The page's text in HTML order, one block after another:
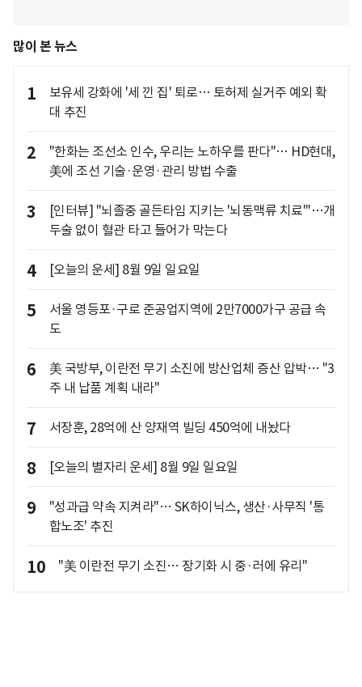
많이 본 뉴스
1
보유세 강화에 '세 낀 집' 퇴로… 토허제 실거주 예외 확
대 추진
2
"한화는 조선소 인수, 우리는 노하우를 판다"… HD현대,
美에 조선 기술·운영·관리 방법 수출
3
[인터뷰] "뇌졸중 골든타임 지키는 '뇌동맥류 치료'"…개
두술 없이 혈관 타고 들어가 막는다
4 [오늘의 운세] 8월 9일 일요일
5
서울 영등포·구로 준공업지역에 2만7000가구 공급 속
도
6
美 국방부, 이란전 무기 소진에 방산업체 증산 압박… "3
주 내 납품 계획 내라"
7 서장훈, 28억에 산 양재역 빌딩 450억에 내놨다
8 [오늘의 별자리 운세] 8월 9일 일요일
9
"성과급 약속 지켜라"… SK하이닉스, 생산·사무직 '통
합노조' 추진
10 "美 이란전 무기 소진… 장기화 시 중·러에 유리"